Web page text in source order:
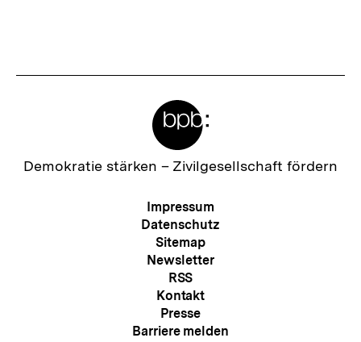
Zur
Demokratie stärken – Zivilgesellschaft fördern
Meta-
Navigation
Impressum
Datenschutz
Sitemap
Newsletter
RSS
Kontakt
Presse
Barriere melden